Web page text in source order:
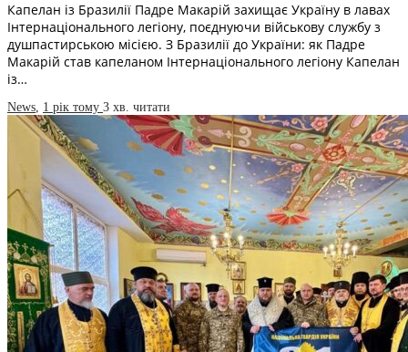
Капелан із Бразилії Падре Макарій захищає Україну в лавах
Інтернаціонального легіону, поєднуючи військову службу з
душпастирською місією. З Бразилії до України: як Падре
Макарій став капеланом Інтернаціонального легіону Капелан
із…
News, 1 рік тому 3 хв. читати